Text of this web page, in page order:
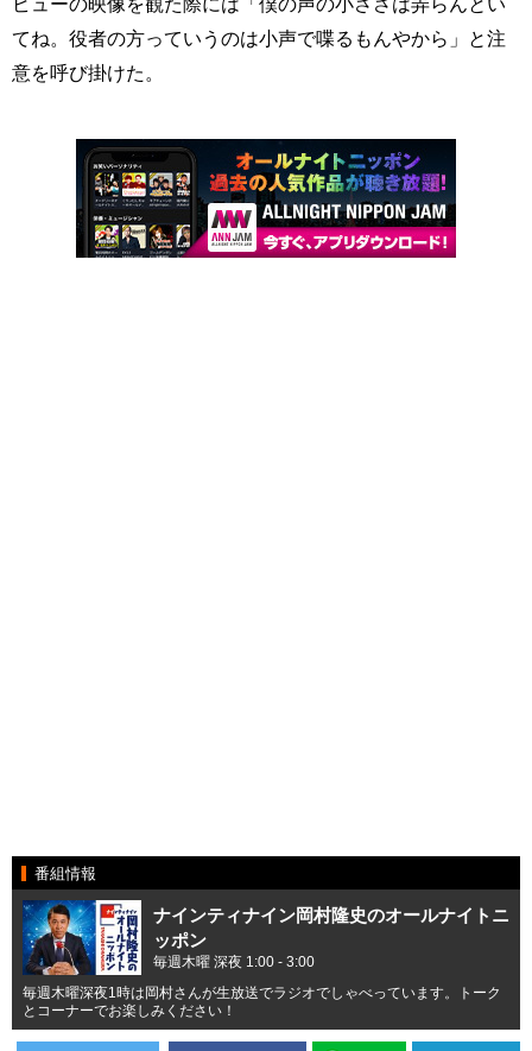
てね。役者の方っていうのは小声で喋るもんやから」と注
意を呼び掛けた。
番組情報
ナインティナイン岡村隆史のオールナイトニ
ッポン
毎週木曜 深夜 1:00 - 3:00
毎週木曜深夜1時は岡村さんが生放送でラジオでしゃべっています。トーク
とコーナーでお楽しみください！